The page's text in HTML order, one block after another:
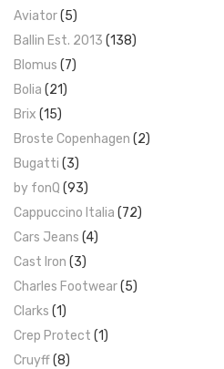
Aviator(5)
Ballin Est. 2013 (138)
Blomus (7)
Bolia (21)
Brix (15)
Broste Copenhagen (2)
Bugatti (3)
by fonQ (93)
Cappuccino Italia (72)
Cars Jeans (4)
Cast Iron (3)
Charles Footwear(5)
Clarks (1)
Crep Protect (1)
Cruyff(8)